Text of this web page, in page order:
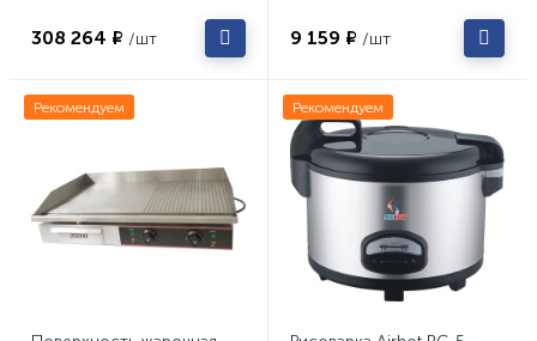
308 264 ₽ /шт 9 159 ₽ /шт
Рекомендуем Рекомендуем